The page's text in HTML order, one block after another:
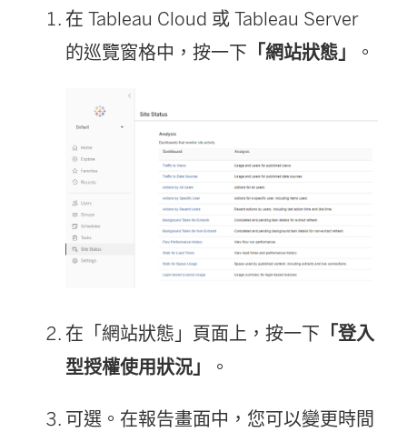
在 Tableau Cloud 或 Tableau Server
的巡覽窗格中，按一下 「網站狀態」 。
在「網站狀態」頁面上，按一下 「登入
型授權使用狀況」
。
可選。在報告畫面中，您可以變更時間